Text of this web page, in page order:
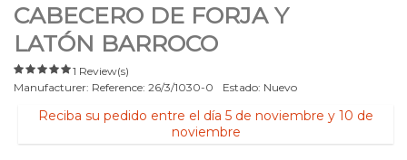
CABECERO DE FORJA Y
LATÓN BARROCO
1 Review(s)
Manufacturer: Reference: 26/3/1030-0 Estado: Nuevo
Reciba su pedido entre el día 5 de noviembre y 10 de
noviembre